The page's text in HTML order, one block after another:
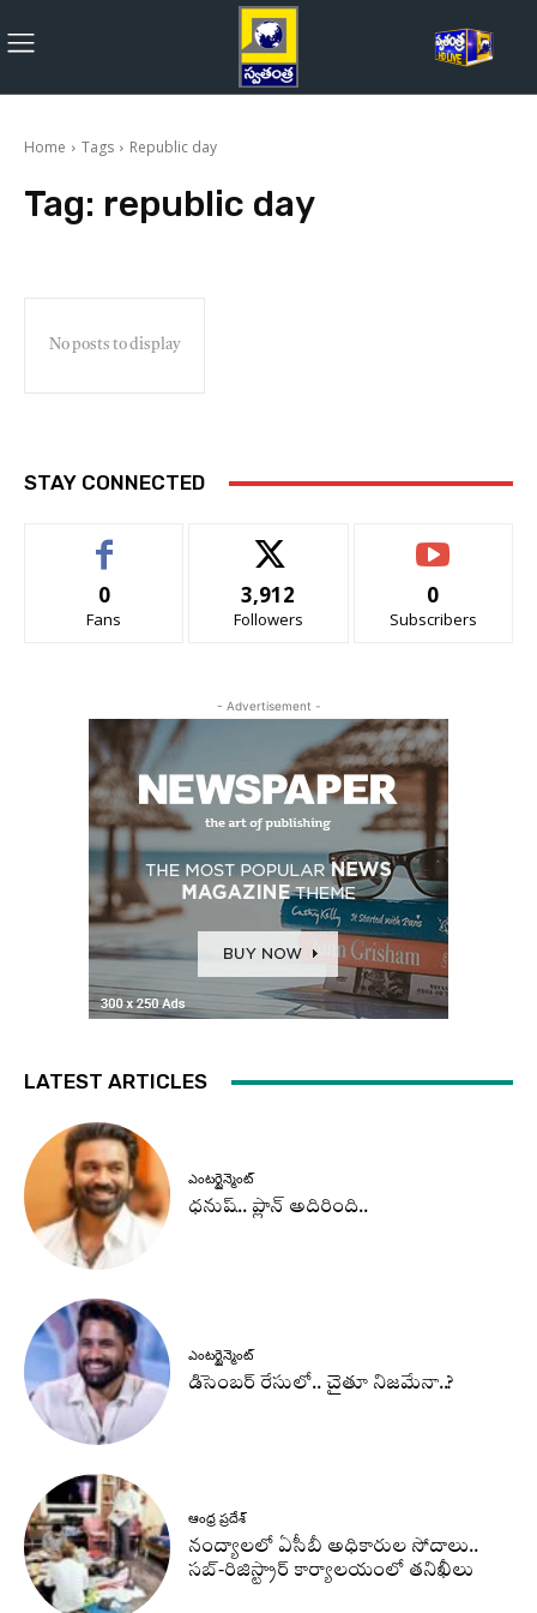
Home Tags Republic day
Tag: republic day
No posts to display
STAY CONNECTED
0
Fans
3,912
Followers
0
Subscribers
- Advertisement -
LATEST ARTICLES
ఎంటర్టైన్మెంట్
ధనుష్‌.. ప్లాన్ అదిరింది..
ఎంటర్టైన్మెంట్
డిసెంబర్ రేసులో.. చైతూ నిజమేనా..?
ఆంధ్ర ప్రదేశ్
నంద్యాలలో ఏసీబీ అధికారుల సోదాలు..
సబ్-రిజిస్ట్రార్ కార్యాలయంలో తనిఖీలు